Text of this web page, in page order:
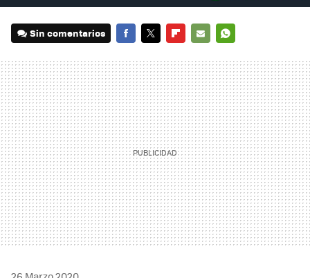
Sin comentarios
MAIL